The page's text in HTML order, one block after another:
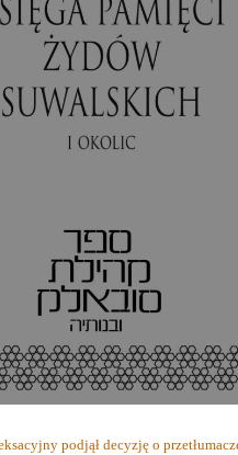
podjął decyzję o